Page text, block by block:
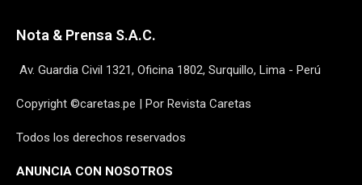
Nota & Prensa S.A.C.
Av. Guardia Civil 1321, Oficina 1802, Surquillo, Lima - Perú
Copyright ©caretas.pe | Por Revista Caretas
Todos los derechos reservados
ANUNCIA CON NOSOTROS